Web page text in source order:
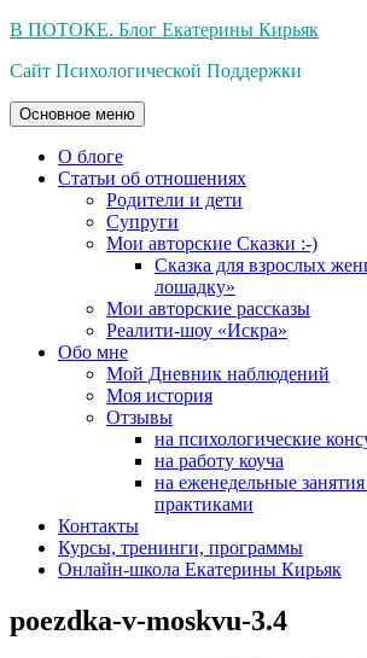
Перейти
содержимому
В ПОТОКЕ. Блог Екатерины Кирьяк
Сайт Психологической Поддержки
Основное меню
О блоге
Статьи об отношениях
Родители и дети
Супруги
Мои авторские Сказки :-)
Сказка для взрослых
лошадку»
Мои авторские рассказы
Реалити-шоу «Искра»
Обо мне
Мой Дневник наблюдений
Моя история
Отзывы
на психологические
на работу коуча
на еженедельные
практиками
Контакты
Курсы, тренинги, программы
Онлайн-школа Екатерины Кирьяк
poezdka-v-moskvu-3.4